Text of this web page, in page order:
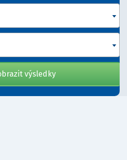
výsledky